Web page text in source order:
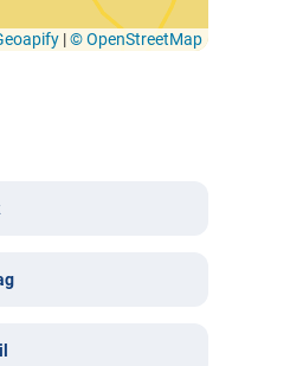
|© OpenStreetMap